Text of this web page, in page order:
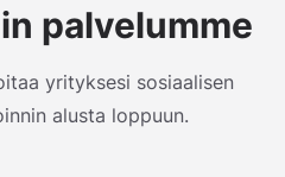
palvelumme
yrityksesi sosiaalisen
alusta loppuun.